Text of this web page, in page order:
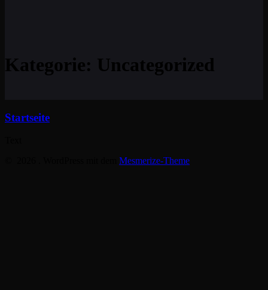
Kategorie: Uncategorized
Startseite
Mesmerize-Theme